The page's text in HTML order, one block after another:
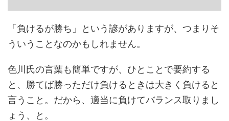
「負けるが勝ち」という諺がありますが、つまりそ
ういうことなのかもしれません。
色川氏の言葉も簡単ですが、ひとことで要約する
と、勝てば勝っただけ負けるときは大きく負けると
言うこと。だから、適当に負けてバランス取りまし
ょう、と。